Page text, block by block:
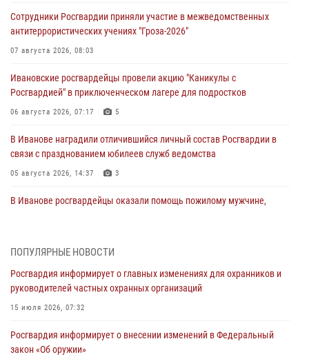
Сотрудники Росгвардии приняли участие в межведомственных
антитеррористических учениях "Гроза-2026"
07 августа 2026, 08:03
Ивановские росгвардейцы провели акцию "Каникулы с
Росгвардией" в приключенческом лагере для подростков
06 августа 2026, 07:17 5
В Иванове наградили отличившийся личный состав Росгвардии в
связи с празднованием юбилеев служб ведомства
05 августа 2026, 14:37 3
В Иванове росгвардейцы оказали помощь пожилому мужчине,
торжественных мероприятиях, посвященных празднованию Дня
Воздушно-десантных войск
02 августа 2026, 11:46
Мероприятия в рамках акции «Каникулы с Росгвардией»
продолжаются в Ивановской области
ПОПУЛЯРНЫЕ НОВОСТИ
Росгвардия информирует о главных изменениях для охранников и
руководителей частных охранных организаций
15 июля 2026, 07:32
Росгвардия информирует о внесении изменений в Федеральный
закон «Об оружии»